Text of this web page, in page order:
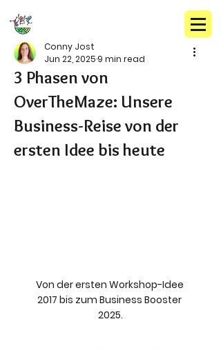
3 Phasen von
OverTheMaze: Unsere
Business-Reise von der
ersten Idee bis heute
Conny Jost
Jun 22, 2025 9 min read
Von der ersten Workshop-Idee
2017 bis zum Business Booster
2025.